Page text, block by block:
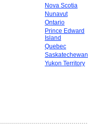
Nova Scotia
Nunavut
Ontario
Prince Edward
Island
Quebec
Saskatechewan
Yukon Territory